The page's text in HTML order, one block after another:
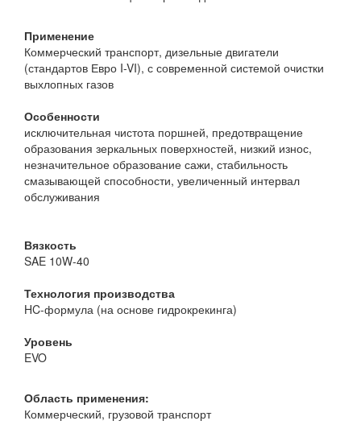
Применение
Коммерческий транспорт, дизельные двигатели
(стандартов Евро I-VI), с современной системой очистки
выхлопных газов
Особенности
исключительная чистота поршней, предотвращение
образования зеркальных поверхностей, низкий износ,
незначительное образование сажи, стабильность
смазывающей способности, увеличенный интервал
обслуживания
Вязкость
SAE 10W-40
Технология производства
HC-формула (на основе гидрокрекинга)
Уровень
EVO
Область применения:
Коммерческий, грузовой транспорт